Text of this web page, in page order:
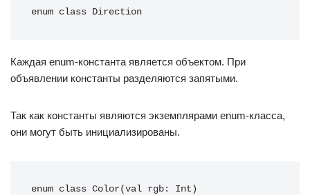
enum class Direction
Каждая enum-константа является объектом. При
объявлении константы разделяются запятыми.
Так как константы являются экземплярами enum-класса,
они могут быть инициализированы.
enum class Color(val rgb: Int)